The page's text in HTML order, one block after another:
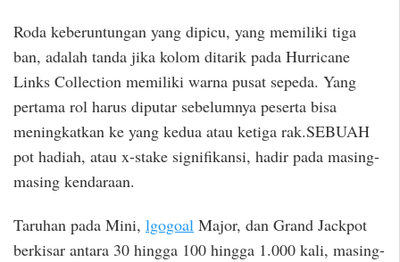
Roda keberuntungan yang dipicu, yang memiliki tiga
ban, adalah tanda jika kolom ditarik pada Hurricane
Links Collection memiliki warna pusat sepeda. Yang
pertama rol harus diputar sebelumnya peserta bisa
meningkatkan ke yang kedua atau ketiga rak.SEBUAH
pot hadiah, atau x-stake signifikansi, hadir pada masing-
masing kendaraan.
Taruhan pada Mini, lgogoal Major, dan Grand Jackpot
berkisar antara 30 hingga 100 hingga 1.000 kali, masing-